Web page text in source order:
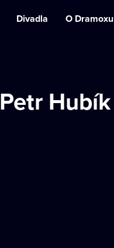
Divadla O Dramoxu
Petr Hubík